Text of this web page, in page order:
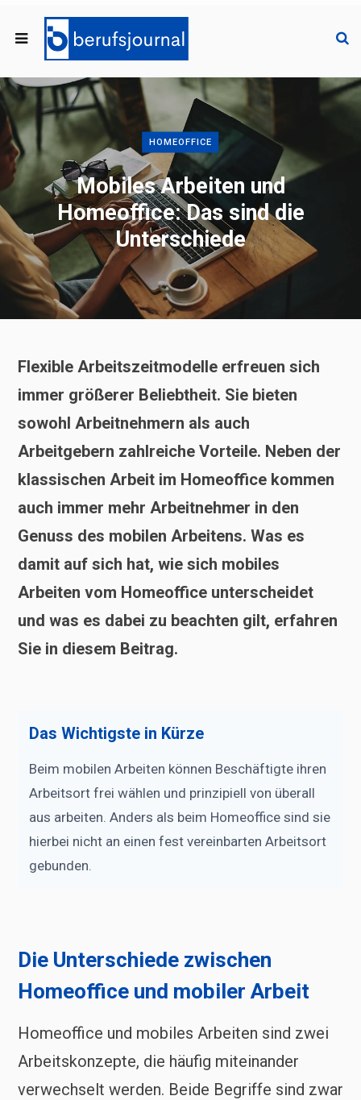
HOMEOFFICE
Mobiles Arbeiten und
Homeoffice: Das sind die
Unterschiede
Flexible Arbeitszeitmodelle erfreuen sich
immer größerer Beliebtheit. Sie bieten
sowohl Arbeitnehmern als auch
Arbeitgebern zahlreiche Vorteile. Neben der
klassischen Arbeit im Homeoffice kommen
auch immer mehr Arbeitnehmer in den
Genuss des mobilen Arbeitens. Was es
damit auf sich hat, wie sich mobiles
Arbeiten vom Homeoffice unterscheidet
und was es dabei zu beachten gilt, erfahren
Sie in diesem Beitrag.
Das Wichtigste in Kürze
Beim mobilen Arbeiten können Beschäftigte ihren
Arbeitsort frei wählen und prinzipiell von überall
aus arbeiten. Anders als beim Homeoffice sind sie
hierbei nicht an einen fest vereinbarten Arbeitsort
gebunden.
Die Unterschiede zwischen
Homeoffice und mobiler Arbeit
Homeoffice und mobiles Arbeiten sind zwei
Arbeitskonzepte, die häufig miteinander
verwechselt werden. Beide Begriffe sind zwar